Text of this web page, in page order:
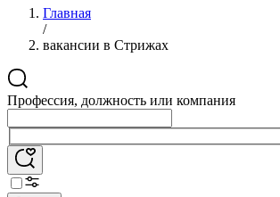
Главная
/
вакансии в Стрижах
Профессия, должность или компания